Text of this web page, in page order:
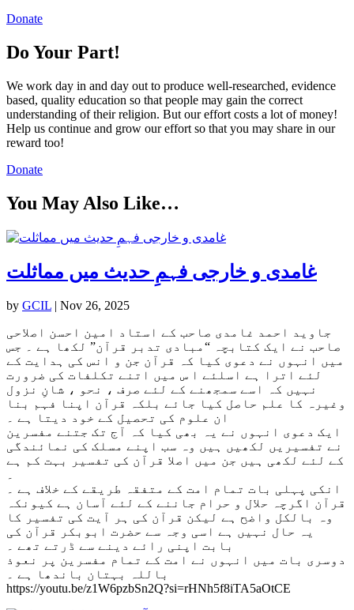
Donate
Do Your Part!
We work day in and day out to produce well-researched, evidence
based, quality education so that people may gain the correct
understanding of their religion. But our effort costs a lot of money!
Help us continue and grow our effort so that you may share in our
reward too!
Donate
You May Also Like…
غامدی و خارجی فہمِ حدیث میں مماثلت
by GCIL | Nov 26, 2025
جاوید احمد غامدی صاحب کے استاد امین احسن اصلاحی
صاحب نے ایک کتابچہ “مبادی تدبر قرآن” لکھا ہے ۔ جس
میں انہوں نے دعوی کیا کہ قرآن جن و انس کی ہدایت کے
لئے اترا ہے اسلئے ا س میں اتنے تکلفات کی ضرورت
نہیں کہ اسے سمجھنے کے لئے صرف ، نحو ، شانِ نزول
وغیرہ کا علم حاصل کیا جائے بلکہ قرآن اپنا فہم بنا
ان علوم کی تحصیل کے خود دیتا ہے ۔
ایک دعوی انہوں نے یہ بھی کیا کہ آج تک جتنے مفسرین
نے تفسیریں لکھیں ہیں وہ سب اپنے مسلک کی نمائندگی
کے لئے لکھی ہیں جن میں اصلا قرآن کی تفسیر بہت کم ہے
انکی پہلی بات تمام امت کے متفقہ طریقے کے خلاف ہے ۔
قرآن اگرچہ حلال و حرام جاننے کے لئے آسان ہے کیونکہ
وہ بالکل واضح ہے لیکن قرآن کی ہر آیت کی تفسیر کا
یہ حال نہیں ہے اسی وجہ سے حضرت ابوبکر قرآن کی
بابت اپنی رائے دینے سے ڈرتے تھے ۔
دوسری بات میں انہوں نے امت کے تمام مفسرین پر نعوذ
باللہ بہتان باندھا ہے ۔
https://youtu.be/z1W6pzbSn2Q?si=rHNh5f8iTA5aOtCE